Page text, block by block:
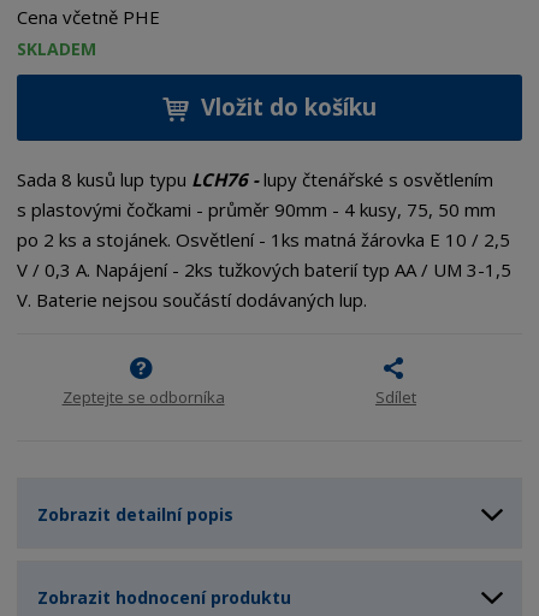
Cena včetně PHE
SKLADEM
Vložit do košíku
Sada 8 kusů lup typu LCH76 -lupy čtenářské s osvětlením
s plastovými čočkami - průměr 90mm - 4 kusy, 75, 50 mm
po 2 ks a stojánek. Osvětlení - 1ks matná žárovka E 10 / 2,5
V / 0,3 A. Napájení - 2ks tužkových baterií typ AA / UM 3-1,5
V. Baterie nejsou součástí dodávaných lup.
Zeptejte se odborníka Sdílet
Zobrazit detailní popis
Zobrazit hodnocení produktu